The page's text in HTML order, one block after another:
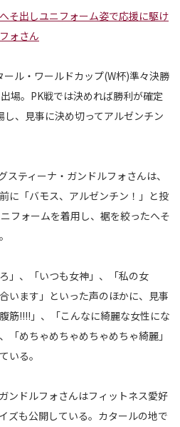
TV
そ出しユニフォーム姿で応援に駆け
ォさん
ル・ワールドカップ(W杯)準々決勝
場。PK戦では決めれば勝利が確定
、見事に決め切ってアルゼンチン
ティーナ・ガンドルフォさんは、
に「バモス、アルゼンチン！」と投
フォームを着用し、裾を絞ったへそ
」、「いつも女神」、「私の女
います」といった声のほかに、見事
筋!!!!」、「こんなに綺麗な女性にな
「めちゃめちゃめちゃめちゃ綺麗」
いる。
ンドルフォさんはフィットネス愛好
ズも公開している。カタールの地で